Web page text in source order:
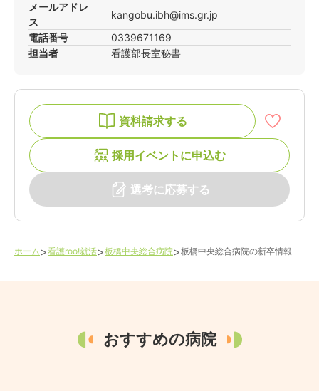
メールアドレ
ス
kangobu.ibh@ims.gr.jp
電話番号
0339671169
担当者
看護部長室秘書
資料請求する
採用イベントに申込む
選考に応募する
ホーム>看護roo!就活>板橋中央総合病院>板橋中央総合病院の新卒情報
おすすめの病院